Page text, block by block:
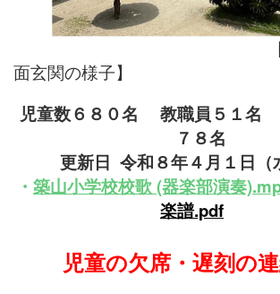
【北側校
面玄関の様子】
児童数６８０名 教職員５１名
７８名
更新日 令和８年４月１ 日（
・ 築山小学校校歌 (器楽部演奏
楽譜.pdf
児童の欠席・遅刻